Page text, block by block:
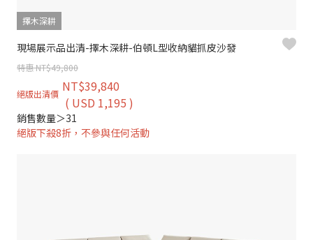
擇木深耕
現場展示品出清-擇木深耕-伯頓L型收納貓抓皮沙發
特惠 NT$49,800
絕版出清價 NT$39,840
( USD 1,195 )
銷售數量＞31
絕版下殺8折，不參與任何活動